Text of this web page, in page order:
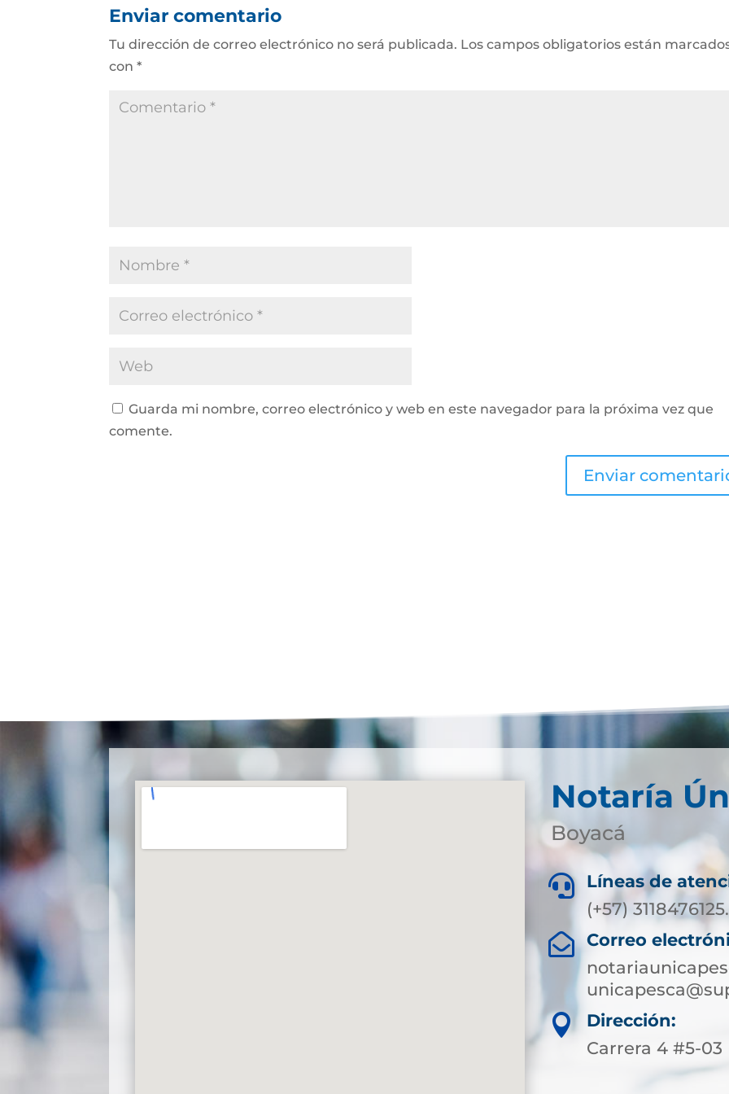
Enviar comentario
Tu dirección de correo electrónico no será publicada. Los campos obligatorios están
con*
Guarda mi nombre, correo electrónico y web en este navegador para la próxima vez que
comente.
Notaría
Boyacá

Líneas de
(+57) 3118476125.
 Correo

Dirección:
Carrera 4 #5-03